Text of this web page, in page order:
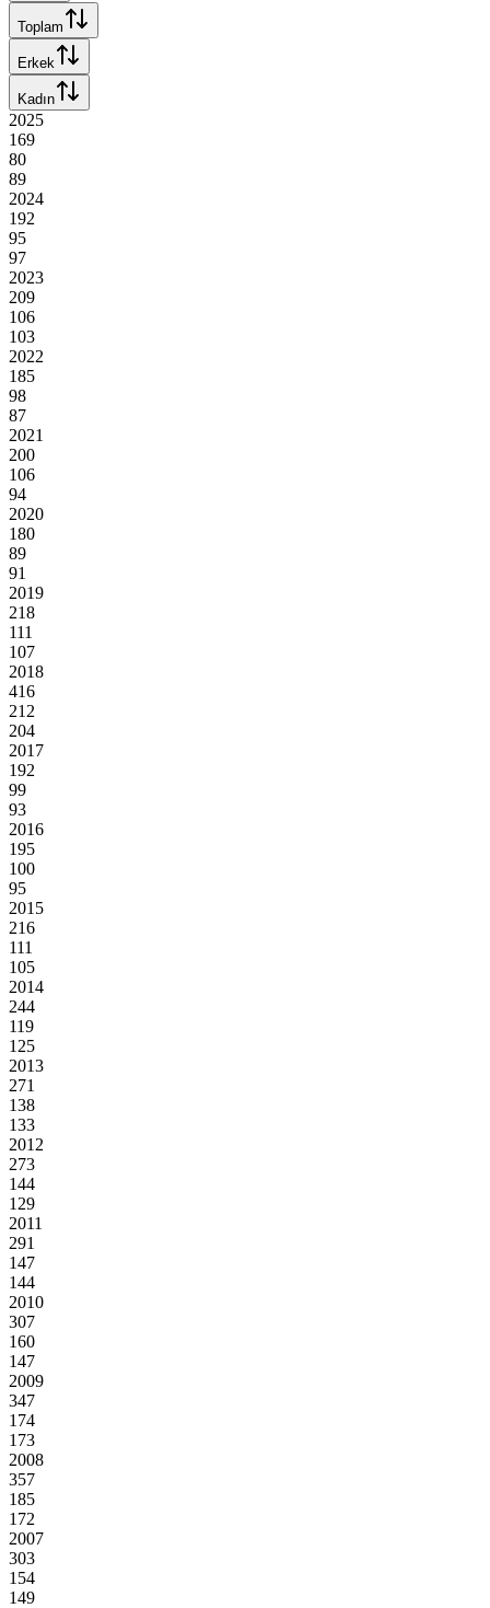
Toplam
Erkek
Kadın
2025
169
80
89
2024
192
95
97
2023
209
106
103
2022
185
98
87
2021
200
106
94
2020
180
89
91
2019
218
111
107
2018
416
212
204
2017
192
99
93
2016
195
100
95
2015
216
111
105
2014
244
119
125
2013
271
138
133
2012
273
144
129
2011
291
147
144
2010
307
160
147
2009
347
174
173
2008
357
185
172
2007
303
154
149